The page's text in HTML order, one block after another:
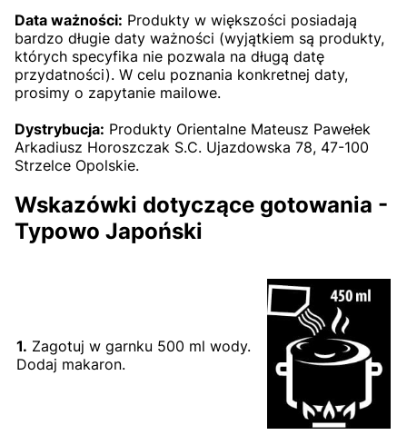
Data ważności: Produkty w większości posiadają
bardzo długie daty ważności (wyjątkiem są produkty,
których specyfika nie pozwala na długą datę
przydatności). W celu poznania konkretnej daty,
prosimy o zapytanie mailowe.
Dystrybucja: Produkty Orientalne Mateusz Pawełek
Arkadiusz Horoszczak S.C. Ujazdowska 78, 47-100
Strzelce Opolskie.
Wskazówki dotyczące gotowania -
Typowo Japoński
1. Zagotuj w garnku 500 ml wody.
Dodaj makaron.